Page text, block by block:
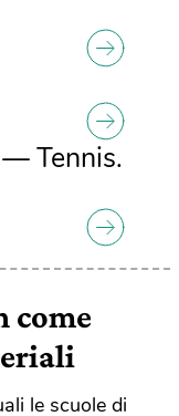
Tennis.
come
le scuole di